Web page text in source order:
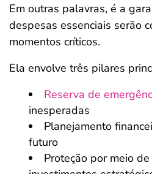
Em outras palavras, é a
despesas essenciais serão
momentos críticos.
Ela envolve três pilares
Reserva de
inesperadas
Planejamento
futuro
Proteção por meio de